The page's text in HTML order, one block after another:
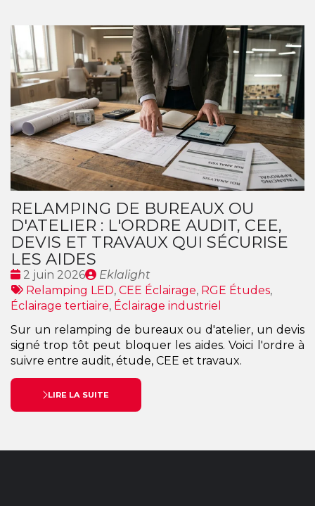
RELAMPING DE BUREAUX OU
D'ATELIER : L'ORDRE AUDIT, CEE,
DEVIS ET TRAVAUX QUI SÉCURISE
LES AIDES
Date
:
2 juin 2026
Publié
par
Eklalight
Tags
:
Relamping LED, CEE Éclairage, RGE Études,
Éclairage tertiaire, Éclairage industriel
Sur un relamping de bureaux ou d'atelier, un devis
signé trop tôt peut bloquer les aides. Voici l'ordre à
suivre entre audit, étude, CEE et travaux.
LIRE LA SUITE